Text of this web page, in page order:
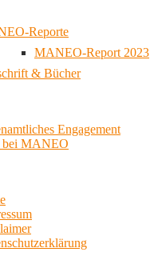
Reporte
MANEO-Report 2023
& Bücher
Engagement
bei MANEO